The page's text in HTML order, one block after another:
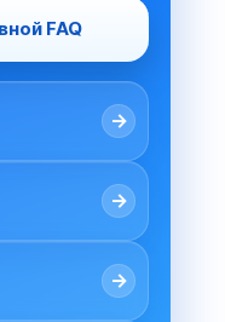
FAQ
→
→
→